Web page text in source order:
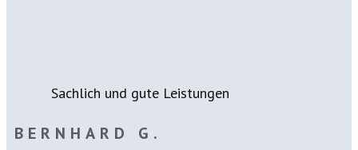
Sachlich und gute Leistungen
BERNHARD G.